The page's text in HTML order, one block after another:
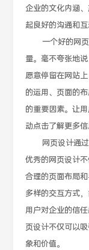
企业的文化内涵
起良好的沟通和互
一个好的网
量。毫不夸张地
愿意停留在网站
的运用、页面的
的重要因素。让
动点击了解更多
网页设计通
优秀的网页设计
合理的页面布局
多样的交互方式
用户对企业的信
页设计不仅可以
象和价值。